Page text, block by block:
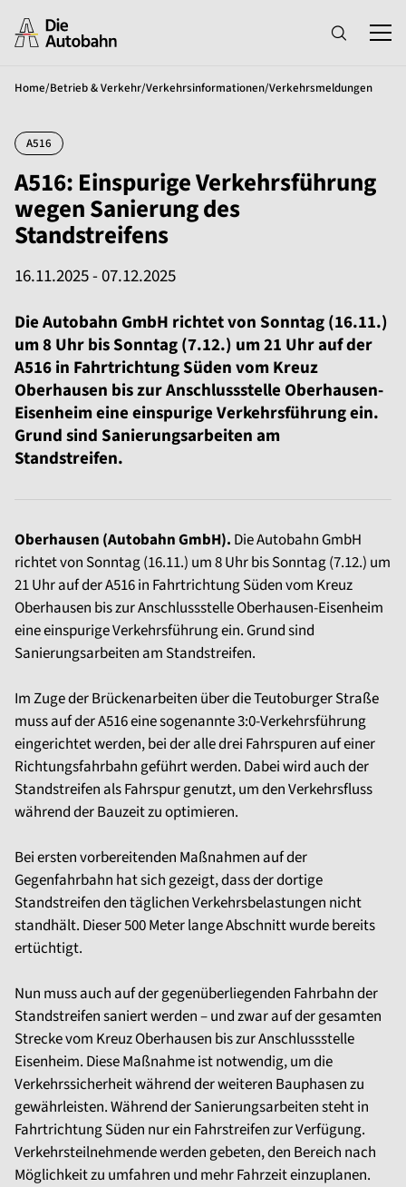
Home/Betrieb & Verkehr/Verkehrsinformationen/Verkehrsmeldungen
A516
A516: Einspurige Verkehrsführung
wegen Sanierung des
Standstreifens
16.11.2025 - 07.12.2025
Die Autobahn GmbH richtet von Sonntag (16.11.)
um 8 Uhr bis Sonntag (7.12.) um 21 Uhr auf der
A516 in Fahrtrichtung Süden vom Kreuz
Oberhausen bis zur Anschlussstelle Oberhausen-
Eisenheim eine einspurige Verkehrsführung ein.
Grund sind Sanierungsarbeiten am
Standstreifen.
Oberhausen (Autobahn GmbH). Die Autobahn GmbH
richtet von Sonntag (16.11.) um 8 Uhr bis Sonntag (7.12.) um
21 Uhr auf der A516 in Fahrtrichtung Süden vom Kreuz
Oberhausen bis zur Anschlussstelle Oberhausen-Eisenheim
eine einspurige Verkehrsführung ein. Grund sind
Sanierungsarbeiten am Standstreifen.
Im Zuge der Brückenarbeiten über die Teutoburger Straße
muss auf der A516 eine sogenannte 3:0-Verkehrsführung
eingerichtet werden, bei der alle drei Fahrspuren auf einer
Richtungsfahrbahn geführt werden. Dabei wird auch der
Standstreifen als Fahrspur genutzt, um den Verkehrsfluss
während der Bauzeit zu optimieren.
Bei ersten vorbereitenden Maßnahmen auf der
Gegenfahrbahn hat sich gezeigt, dass der dortige
Standstreifen den täglichen Verkehrsbelastungen nicht
standhält. Dieser 500 Meter lange Abschnitt wurde bereits
ertüchtigt.
Nun muss auch auf der gegenüberliegenden Fahrbahn der
Standstreifen saniert werden – und zwar auf der gesamten
Strecke vom Kreuz Oberhausen bis zur Anschlussstelle
Eisenheim. Diese Maßnahme ist notwendig, um die
Verkehrssicherheit während der weiteren Bauphasen zu
gewährleisten. Während der Sanierungsarbeiten steht in
Fahrtrichtung Süden nur ein Fahrstreifen zur Verfügung.
Verkehrsteilnehmende werden gebeten, den Bereich nach
Möglichkeit zu umfahren und mehr Fahrzeit einzuplanen.